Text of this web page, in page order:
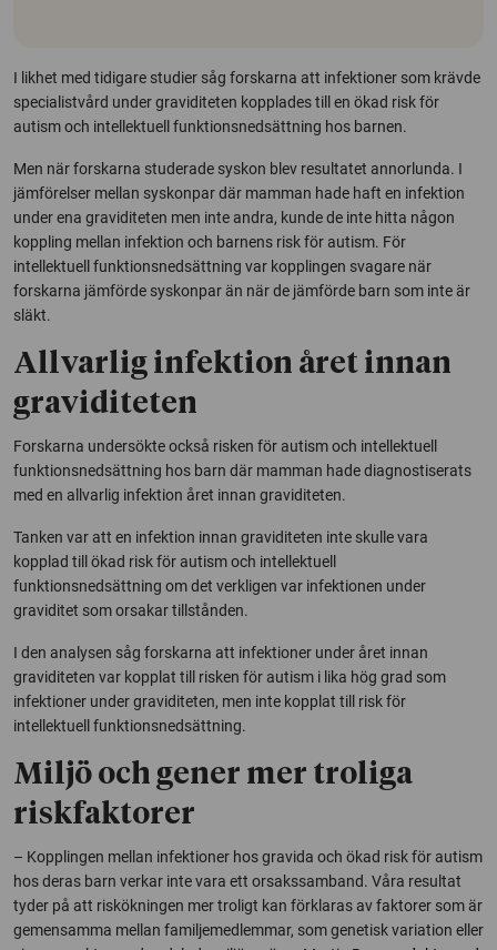
I likhet med tidigare studier såg forskarna att infektioner som krävde
specialistvård under graviditeten kopplades till en ökad risk för
autism och intellektuell funktionsnedsättning hos barnen.
Men när forskarna studerade syskon blev resultatet annorlunda. I
jämförelser mellan syskonpar där mamman hade haft en infektion
under ena graviditeten men inte andra, kunde de inte hitta någon
koppling mellan infektion och barnens risk för autism. För
intellektuell funktionsnedsättning var kopplingen svagare när
forskarna jämförde syskonpar än när de jämförde barn som inte är
släkt.
Allvarlig infektion året innan
graviditeten
Forskarna undersökte också risken för autism och intellektuell
funktionsnedsättning hos barn där mamman hade diagnostiserats
med en allvarlig infektion året innan graviditeten.
Tanken var att en infektion innan graviditeten inte skulle vara
kopplad till ökad risk för autism och intellektuell
funktionsnedsättning om det verkligen var infektionen under
graviditet som orsakar tillstånden.
I den analysen såg forskarna att infektioner under året innan
graviditeten var kopplat till risken för autism i lika hög grad som
infektioner under graviditeten, men inte kopplat till risk för
intellektuell funktionsnedsättning.
Miljö och gener mer troliga
riskfaktorer
– Kopplingen mellan infektioner hos gravida och ökad risk för autism
hos deras barn verkar inte vara ett orsakssamband. Våra resultat
tyder på att riskökningen mer troligt kan förklaras av faktorer som är
gemensamma mellan familjemedlemmar, som genetisk variation eller